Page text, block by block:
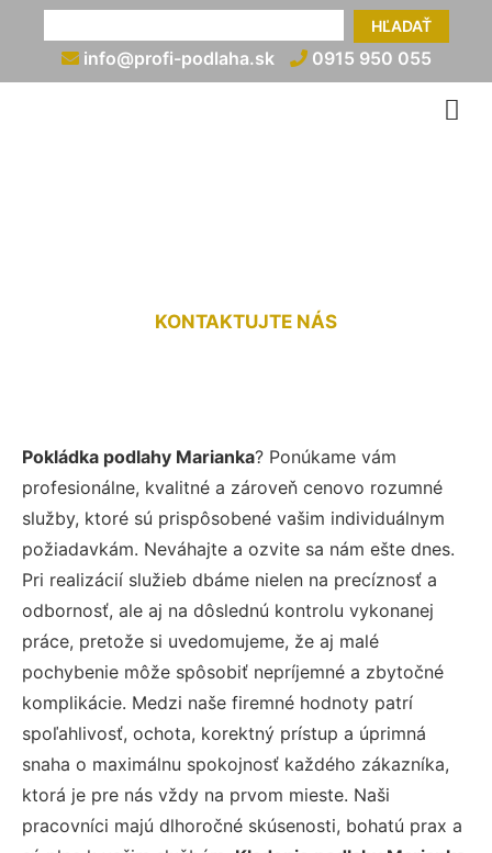
HĽADAŤ
info@profi-podlaha.sk 0915 950 055
KONTAKTUJTE NÁS
Pokládka podlahy Marianka? Ponúkame vám
profesionálne, kvalitné a zároveň cenovo rozumné
služby, ktoré sú prispôsobené vašim individuálnym
požiadavkám. Neváhajte a ozvite sa nám ešte dnes.
Pri realizácií služieb dbáme nielen na precíznosť a
odbornosť, ale aj na dôslednú kontrolu vykonanej
práce, pretože si uvedomujeme, že aj malé
pochybenie môže spôsobiť nepríjemné a zbytočné
komplikácie. Medzi naše firemné hodnoty patrí
spoľahlivosť, ochota, korektný prístup a úprimná
snaha o maximálnu spokojnosť každého zákazníka,
ktorá je pre nás vždy na prvom mieste. Naši
pracovníci majú dlhoročné skúsenosti, bohatú prax a